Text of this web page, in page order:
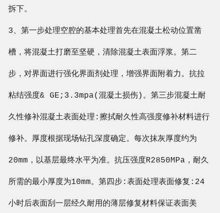
拆下。
3、第一步处理空腔的基本处理首先在混凝土松动位置凿
槽，将混凝土打磨至坚硬，清除混凝土表面浮浆。第二
步，对界面进行强化界面剂处理，增强界面附着力。抗拉
粘结强度& GE;3.3mpa(混凝土损伤)。第三步混凝土耐
久性修补混凝土表面处理:擦拭耐久性高强度修补材料进行
修补。厚度根据现场钻孔深度确定。每次抹灰厚度约为
20mm，以基层最终水平为准。抗压强度R2850MPa，耐久
所需的最小厚度为10mm。第四步:表面处理表面修复:24
小时后表面刮一层经久耐用的薄层修复材料保证表面美